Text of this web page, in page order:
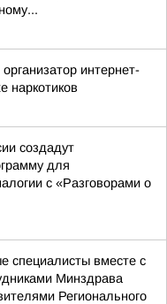
интернет-
наркотиков
создадут
для
с «Разговорами о
специалисты вместе с
Минздрава
Регионального